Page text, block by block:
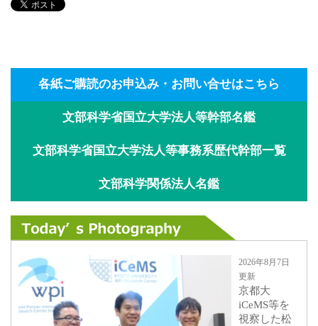
各紙ご購読のお申込み・お問い合せはこちら
文部科学省国立大学法人等幹部名鑑
文部科学省国立大学法人等事務系歴代幹部一覧
文部科学関係法人名鑑
2026年8月7日
更新
京都大
iCeMS等を
視察した松